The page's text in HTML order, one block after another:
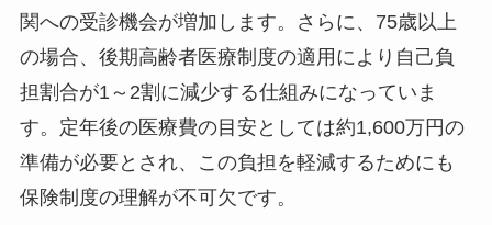
関への受診機会が増加します。さらに、75歳以上
の場合、後期高齢者医療制度の適用により自己負
担割合が1～2割に減少する仕組みになっていま
す。定年後の医療費の目安としては約1,600万円の
準備が必要とされ、この負担を軽減するためにも
保険制度の理解が不可欠です。